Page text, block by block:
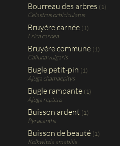
Bourreau des arbres (1)
Celastrus orbiciculatus
Bruyère carnée (1)
Erica carnea
Bruyère commune (1)
Calluna vulgaris
Bugle petit-pin (1)
Ajuga chamaepitys
Bugle rampante (1)
Ajuga reptens
Buisson ardent (1)
Pyracantha
Buisson de beauté (1)
Kolkwitzia amabilis